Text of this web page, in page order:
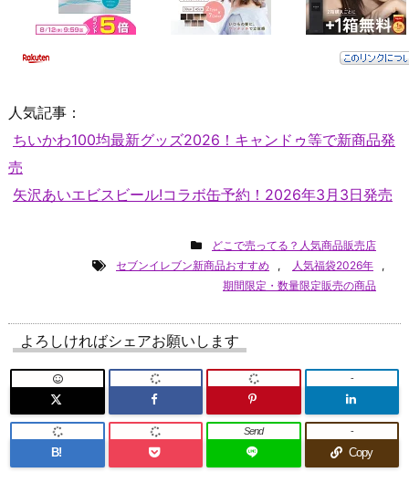
人気記事：
ちいかわ100均最新グッズ2026！キャンドゥ等で新商品発
売
矢沢あいエビスビール!コラボ缶予約！2026年3月3日発売
どこで売ってる？人気商品販売店
セブンイレブン新商品おすすめ
, 人気福袋2026年
,
期間限定・数量限定販売の商品
よろしければシェアお願いします
-
B!
Send
Copy
-